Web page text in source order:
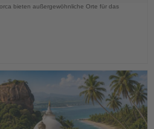
bieten außergewöhnliche Orte für das